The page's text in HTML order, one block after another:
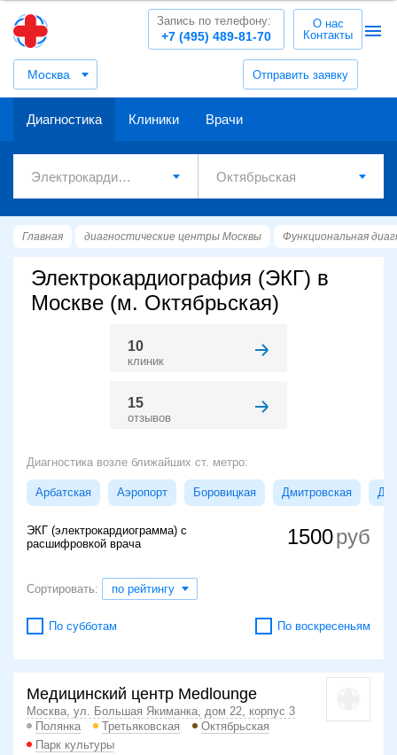
Москва Отправить заявку
+7 (495) 489-81-70
Запись по телефону:
О нас
Контакты
Диагностика Клиники Врачи
Главная диагностические центры Москвы Функциональная
Электрокардиография (ЭКГ) в
Москве (м. Октябрьская)
10
клиник
15
отзывов
Диагностика возле ближайших ст. метро:
Арбатская Аэропорт Боровицкая Дмитровская
ЭКГ (электрокардиограмма) с
расшифровкой врача
1500
Сортировать: по рейтингу
По субботам По воскресеньям
Медицинский центр Medlounge
Москва, ул. Большая Якиманка, дом 22, корпус 3
Полянка
Третьяковская
Октябрьская
Парк культуры